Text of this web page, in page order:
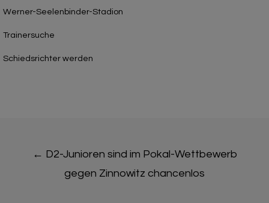
Werner-Seelenbinder-Stadion
Trainersuche
Schiedsrichter werden
Post
navigation
← D2-Junioren sind im Pokal-Wettbewerb
gegen Zinnowitz chancenlos